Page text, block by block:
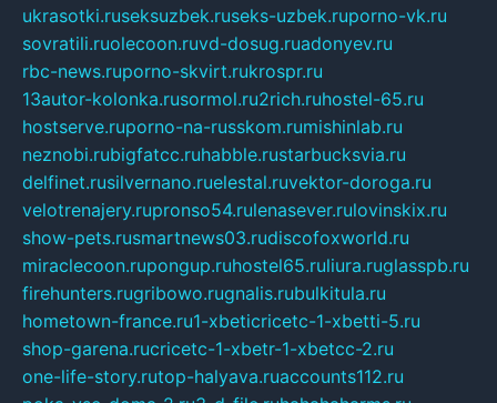
ukrasotki.ruseksuzbek.ruseks-uzbek.ruporno-vk.ru
sovratili.ruolecoon.ruvd-dosug.ruadonyev.ru
rbc-news.ruporno-skvirt.rukrospr.ru
13autor-kolonka.rusormol.ru2rich.ruhostel-65.ru
hostserve.ruporno-na-russkom.rumishinlab.ru
neznobi.rubigfatcc.ruhabble.rustarbucksvia.ru
delfinet.rusilvernano.ruelestal.ruvektor-doroga.ru
velotrenajery.rupronso54.rulenasever.rulovinskix.ru
show-pets.rusmartnews03.rudiscofoxworld.ru
miraclecoon.rupongup.ruhostel65.ruliura.ruglasspb.ru
firehunters.rugribowo.rugnalis.rubulkitula.ru
hometown-france.ru1-xbeticricetc-1-xbetti-5.ru
shop-garena.rucricetc-1-xbetr-1-xbetcc-2.ru
one-life-story.rutop-halyava.ruaccounts112.ru